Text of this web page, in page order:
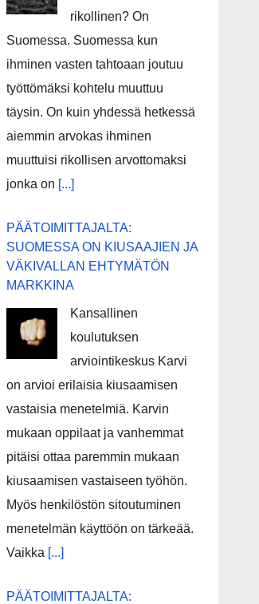
rikollinen? On
Suomessa. Suomessa kun
ihminen vasten tahtoaan joutuu
työttömäksi kohtelu muuttuu
täysin. On kuin yhdessä hetkessä
aiemmin arvokas ihminen
muuttuisi rikollisen arvottomaksi
jonka on [...]
PÄÄTOIMITTAJALTA:
SUOMESSA ON KIUSAAJIEN JA
VÄKIVALLAN EHTYMÄTÖN
MARKKINA
Kansallinen
koulutuksen
arviointikeskus Karvi
on arvioi erilaisia kiusaamisen
vastaisia menetelmiä. Karvin
mukaan oppilaat ja vanhemmat
pitäisi ottaa paremmin mukaan
kiusaamisen vastaiseen työhön.
Myös henkilöstön sitoutuminen
menetelmän käyttöön on tärkeää.
Vaikka [...]
PÄÄTOIMITTAJALTA: